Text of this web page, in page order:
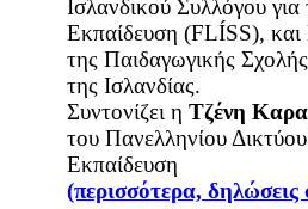
Ισλανδικού Συλλόγου
Εκπαίδευση (FLÍSS), και
της Παιδαγωγικής
της Ισλανδίας.
Συντονίζει η Τζένη
του Πανελληνίου
Εκπαίδευση
(περισσότερα, δηλώσεις